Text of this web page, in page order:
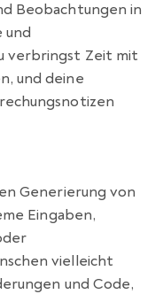
Beobachtungen in
und
verbringst Zeit mit
und deine
Generierung von
Eingaben,
vielleicht
und Code,